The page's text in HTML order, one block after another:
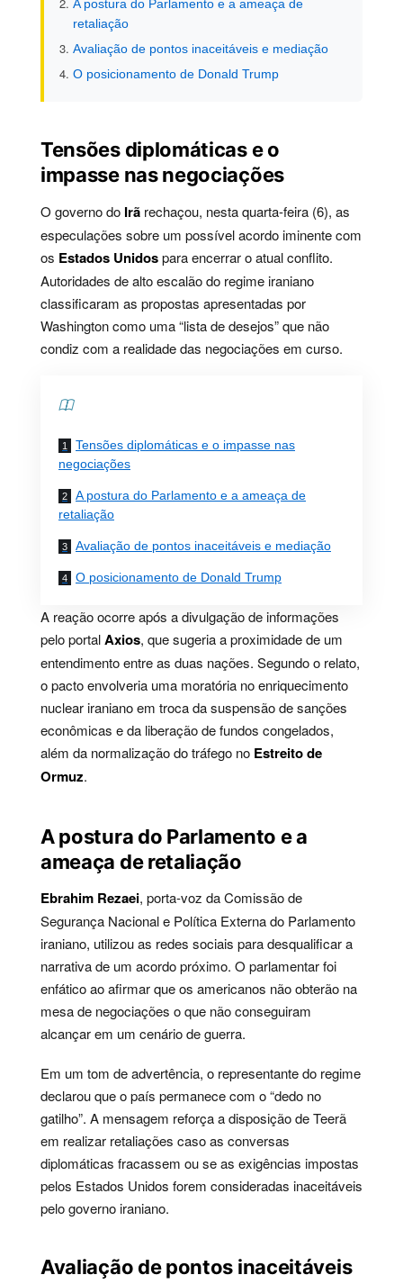
A postura do Parlamento e a ameaça de
retaliação
Avaliação de pontos inaceitáveis e mediação
O posicionamento de Donald Trump
Tensões diplomáticas e o
impasse nas negociações
O governo do Irã rechaçou, nesta quarta-feira (6), as
especulações sobre um possível acordo iminente com
os Estados Unidospara encerrar o atual conflito.
Autoridades de alto escalão do regime iraniano
classificaram as propostas apresentadas por
Washington como uma “lista de desejos” que não
condiz com a realidade das negociações em curso.
Tensões diplomáticas e o impasse nas
negociações
A postura do Parlamento e a ameaça de
retaliação
Avaliação de pontos inaceitáveis e mediação
O posicionamento de Donald Trump
A reação ocorre após a divulgação de informações
pelo portalAxios, que sugeria a proximidade de um
entendimento entre as duas nações. Segundo o relato,
o pacto envolveria uma moratória no enriquecimento
nuclear iraniano em troca da suspensão de sanções
econômicas e da liberação de fundos congelados,
além da normalização do tráfego no Estreito de
Ormuz.
A postura do Parlamento e a
ameaça de retaliação
Ebrahim Rezaei, porta-voz da Comissão de
Segurança Nacional e Política Externa do Parlamento
iraniano, utilizou as redes sociais para desqualificar a
narrativa de um acordo próximo. O parlamentar foi
enfático ao afirmar que os americanos não obterão na
mesa de negociações o que não conseguiram
alcançar em um cenário de guerra.
Em um tom de advertência, o representante do regime
declarou que o país permanece com o “dedo no
gatilho”. A mensagem reforça a disposição de Teerã
em realizar retaliações caso as conversas
diplomáticas fracassem ou se as exigências impostas
pelos Estados Unidos forem consideradas inaceitáveis
pelo governo iraniano.
Avaliação de pontos inaceitáveis